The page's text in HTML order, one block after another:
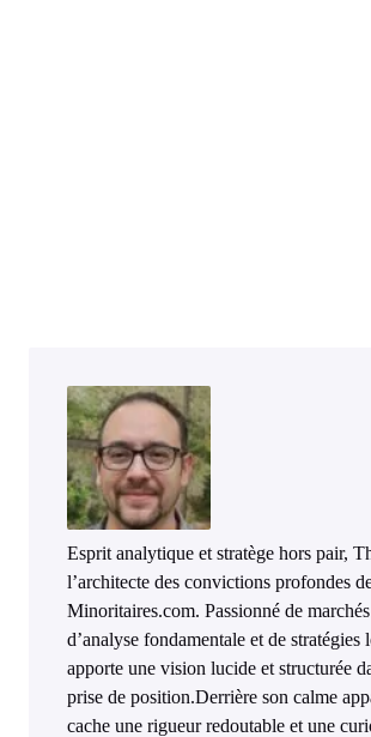
Esprit analytique et stratège hors pair,
l’architecte des convictions profondes
Minoritaires.com. Passionné de
d’analyse fondamentale et de stratégies
apporte une vision lucide et structurée
prise de position.Derrière son calme
cache une rigueur redoutable et une